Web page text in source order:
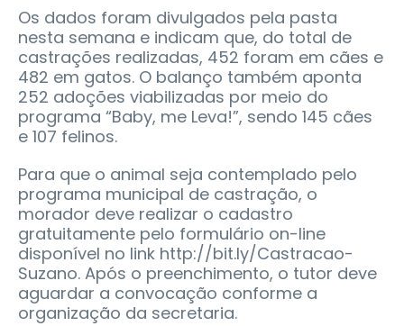
Os dados foram divulgados pela pasta
nesta semana e indicam que, do total de
castrações realizadas, 452 foram em cães e
482 em gatos. O balanço também aponta
252 adoções viabilizadas por meio do
programa “Baby, me Leva!”, sendo 145 cães
e 107 felinos.
Para que o animal seja contemplado pelo
programa municipal de castração, o
morador deve realizar o cadastro
gratuitamente pelo formulário on-line
disponível no link http://bit.ly/Castracao-
Suzano. Após o preenchimento, o tutor deve
aguardar a convocação conforme a
organização da secretaria.